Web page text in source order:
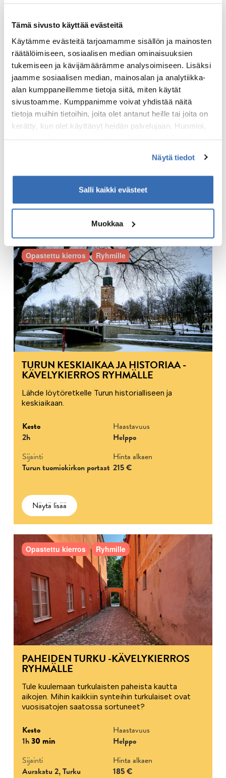
Tämä sivusto käyttää evästeitä
Käytämme evästeitä tarjoamamme sisällön ja mainosten
räätälöimiseen, sosiaalisen median ominaisuuksien
tukemiseen ja kävijämäärämme analysoimiseen. Lisäksi
jaamme sosiaalisen median, mainosalan ja analytiikka-
alan kumppaneillemme tietoja siitä, miten käytät
sivustoamme. Kumppanimme voivat yhdistää näitä
tietoja muihin tietoihin, joita olet antanut heille tai joita on
kerätty, kun olet käyttänyt heidän palvelujaan. Huomioi,
Näytä tiedot
Salli kaikki evästeet
Muokkaa
KUVAILUTULKATTU VANHA TURKU
Tunnin perehdytys kaupunkiin, sen nykypäivään ja
historiaan kuvailutulkaten!
Kesto
Haastavuus
Turun tuomiokirkko
160 €
Näytä lisää
Opastettu kierros Ryhmille
TURUN KESKIAIKAA JA HISTORIAA -
KÄVELYKIERROS RYHMÄLLE
Lähde löytöretkelle Turun historialliseen ja
keskiaikaan.
Kesto
2h
Haastavuus
Helppo
Sijainti
Turun tuomiokirkon portaat
Hinta alkaen
215 €
Näytä lisää
Opastettu kierros Ryhmille
PAHEIDEN TURKU -KÄVELYKIERROS
RYHMÄLLE
Tule kuulemaan turkulaisten paheista kautta
aikojen. Mihin kaikkiin synteihin turkulaiset ovat
vuosisatojen saatossa sortuneet?
Kesto
1h30 min
Haastavuus
Helppo
Sijainti
Aurakatu 2, Turku
Hinta alkaen
185 €